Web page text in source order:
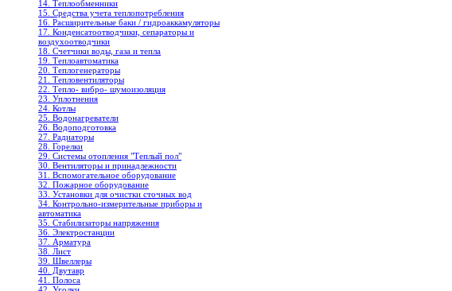
14. Теплообменники
15. Средства учета теплопотребления
16. Расширительные баки / гидроаккамуляторы
17. Конденсатоотводчики, сепараторы и
воздухоотводчики
18. Счетчики воды, газа и тепла
19. Теплоавтоматика
20. Теплогенераторы
21. Тепловентиляторы
22. Тепло- вибро- шумоизоляция
23. Уплотнения
24. Котлы
25. Водонагреватели
26. Водоподготовка
27. Радиаторы
28. Горелки
29. Системы отопления "Теплый пол"
30. Вентиляторы и принадлежности
31. Вспомогательное оборудование
32. Пожарное оборудование
33. Установки для очистки сточных вод
34. Контрольно-измерительные приборы и
автоматика
35. Стабилизаторы напряжения
36. Электростанции
37. Арматура
38. Лист
39. Швеллеры
40. Двутавр
41. Полоса